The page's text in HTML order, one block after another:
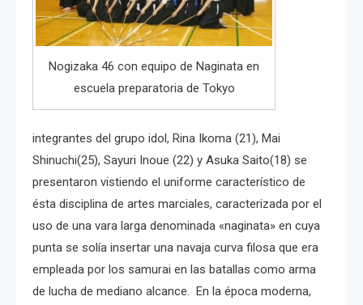
Nogizaka 46 con equipo de Naginata en
escuela preparatoria de Tokyo
integrantes del grupo idol, Rina Ikoma (21), Mai
Shinuchi(25), Sayuri Inoue (22) y Asuka Saito(18) se
presentaron vistiendo el uniforme característico de
ésta disciplina de artes marciales, caracterizada por el
uso de una vara larga denominada «naginata» en cuya
punta se solía insertar una navaja curva filosa que era
empleada por los samurai en las batallas como arma
de lucha de mediano alcance. En la época moderna,